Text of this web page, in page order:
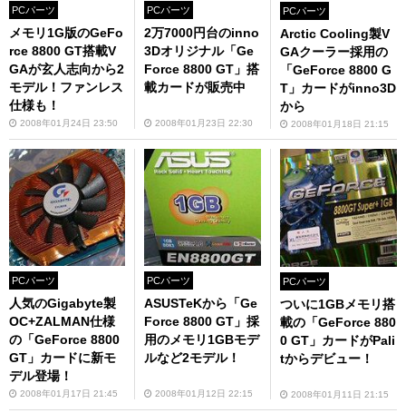
PCパーツ
メモリ1G版のGeFo
rce 8800 GT搭載V
GAが玄人志向から2
モデル！ファンレス
仕様も！
2008年01月24日 23:50
PCパーツ
2万7000円台のinno
3Dオリジナル「Ge
Force 8800 GT」搭
載カードが販売中
2008年01月23日 22:30
PCパーツ
Arctic Cooling製V
GAクーラー採用の
「GeForce 8800 G
T」カードがinno3D
から
2008年01月18日 21:15
PCパーツ
人気のGigabyte製
OC+ZALMAN仕様
の「GeForce 8800
GT」カードに新モ
デル登場！
2008年01月17日 21:45
PCパーツ
ASUSTeKから「Ge
Force 8800 GT」採
用のメモリ1GBモデ
ルなど2モデル！
2008年01月12日 22:15
PCパーツ
ついに1GBメモリ搭
載の「GeForce 880
0 GT」カードがPali
tからデビュー！
2008年01月11日 21:15